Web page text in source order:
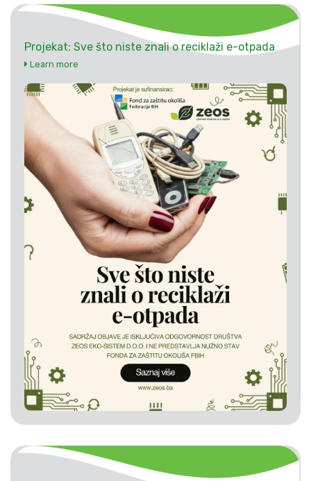
Projekat: Sve što niste znali o reciklaži e-otpada
Learn more